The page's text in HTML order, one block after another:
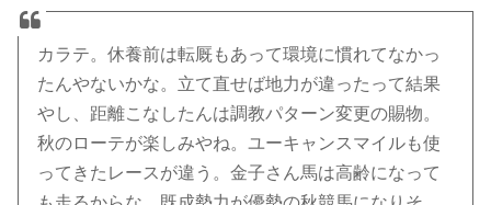
カラテ。休養前は転厩もあって環境に慣れてなかっ
たんやないかな。立て直せば地力が違ったって結果
やし、距離こなしたんは調教パターン変更の賜物。
秋のローテが楽しみやね。ユーキャンスマイルも使
ってきたレースが違う。金子さん馬は高齢になって